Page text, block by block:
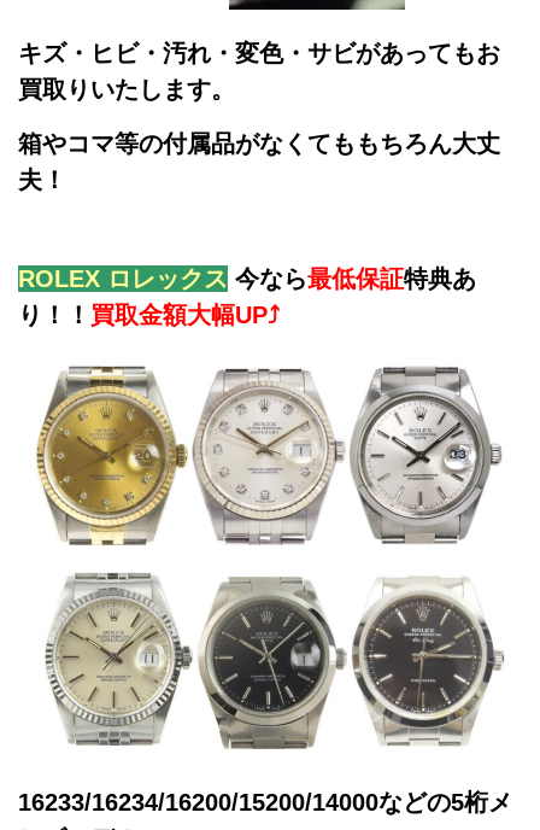
キズ・ヒビ・汚れ・変色・サビがあってもお
買取りいたします。
箱やコマ等の付属品がなくてももちろん大丈
夫！
ROLEX ロレックス 今なら最低保証特典あ
り！！ 買取金額大幅UP⤴
16233/16234/16200/15200/14000などの5桁メ